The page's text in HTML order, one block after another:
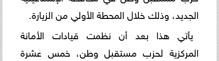
الجديد، وذلك خلال المحطة الأولي من الزيارة.
يأتي هذا بعد أن نظمت قيادات الأمانة
المركزية لحزب مستقبل وطن، خمس عشرة